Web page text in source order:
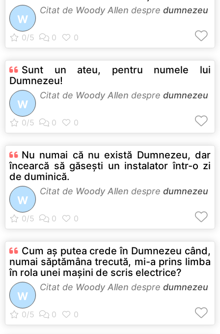
W
Citat de Woody Allen despre dumnezeu
Sunt un ateu, pentru numele lui
Dumnezeu!
W
Citat de Woody Allen despre dumnezeu
Nu numai că nu există Dumnezeu, dar
încearcă să găseşti un instalator într-o zi
de duminică.
W
Citat de Woody Allen despre dumnezeu
Cum aş putea crede în Dumnezeu când,
numai săptămâna trecută, mi-a prins limba
în rola unei maşini de scris electrice?
W
Citat de Woody Allen despre dumnezeu